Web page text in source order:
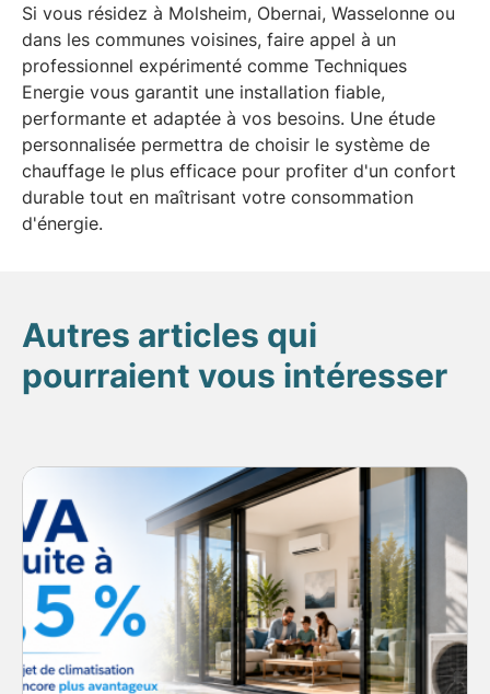
Si vous résidez à Molsheim, Obernai, Wasselonne ou
dans les communes voisines, faire appel à un
professionnel expérimenté comme Techniques
Energie vous garantit une installation fiable,
performante et adaptée à vos besoins. Une étude
personnalisée permettra de choisir le système de
chauffage le plus efficace pour profiter d'un confort
durable tout en maîtrisant votre consommation
d'énergie.
Autres articles qui
pourraient vous intéresser